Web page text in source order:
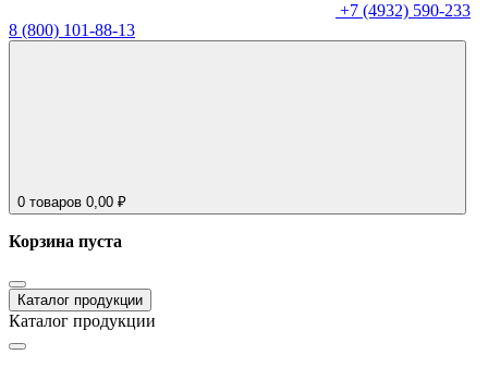
+7 (4932) 590-233
8 (800) 101-88-13
0 товаров 0,00 ₽
Корзина пуста
Каталог продукции
Каталог продукции